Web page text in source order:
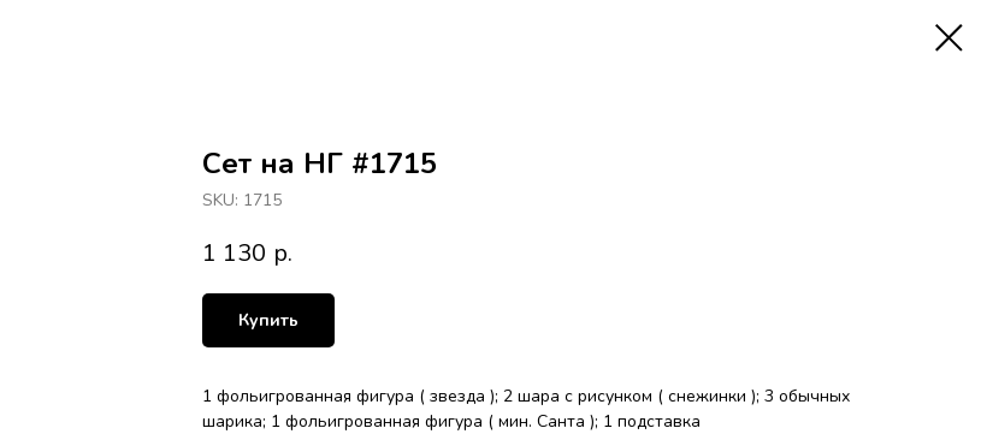
Сет на НГ #1715
SKU: 1715
1 130 р.
Купить
1 фольигрованная фигура ( звезда ); 2 шара с рисунком ( снежинки ); 3 обычных
шарика; 1 фольигрованная фигура ( мин. Санта ); 1 подставка